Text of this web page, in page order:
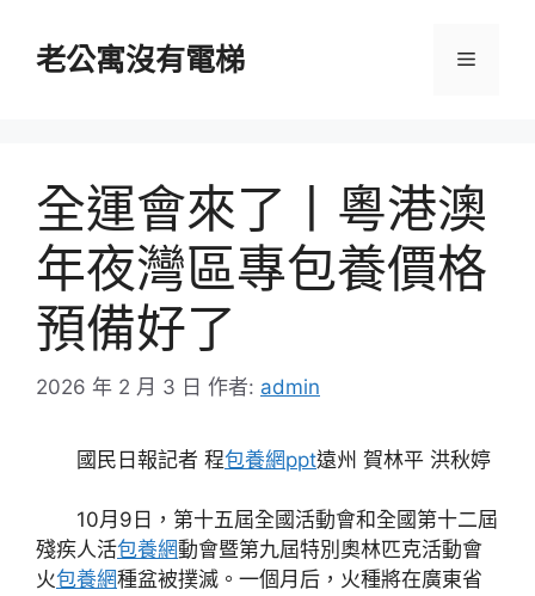
老公寓沒有電梯 選
全運會來了丨粵港澳
年夜灣區專包養價格
預備好了
2026 年 2 月 3 日 作者: admin
國民日報記者 程包養網ppt遠州 賀林平 洪秋婷
10月9日，第十五屆全國活動會和全國第十二屆
殘疾人活包養網動會暨第九屆特別奧林匹克活動會
火包養網種盆被撲滅。一個月后，火種將在廣東省